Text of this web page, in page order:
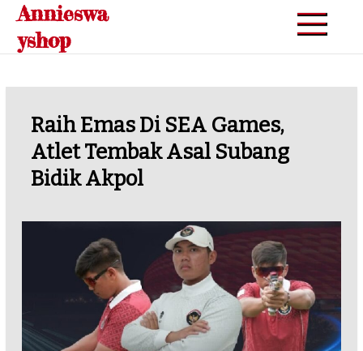
Skip
content
Annieswa
yshop
Raih Emas Di SEA Games,
Atlet Tembak Asal Subang
Bidik Akpol